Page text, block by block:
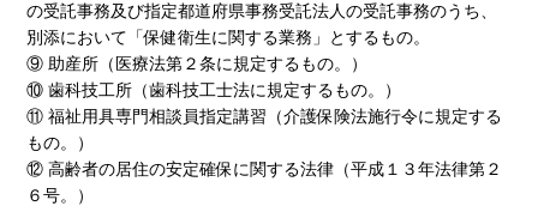
の受託事務及び指定都道府県事務受託法人の受託事務のうち、
別添において「保健衛生に関する業務」とするもの。
⑨ 助産所（医療法第２条に規定するもの。）
⑩ 歯科技工所（歯科技工士法に規定するもの。）
⑪ 福祉用具専門相談員指定講習（介護保険法施行令に規定する
もの。）
⑫ 高齢者の居住の安定確保に関する法律（平成１３年法律第２
６号。）